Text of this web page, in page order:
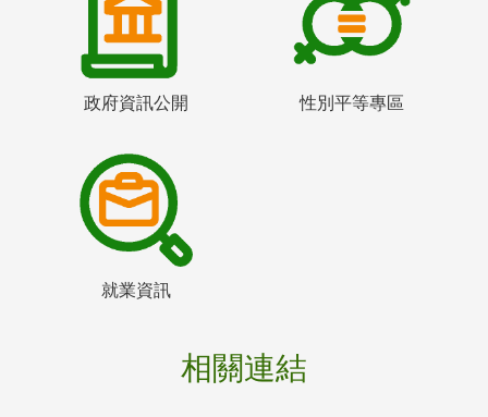
政府資訊公開 性別平等專區
就業資訊
相關連結